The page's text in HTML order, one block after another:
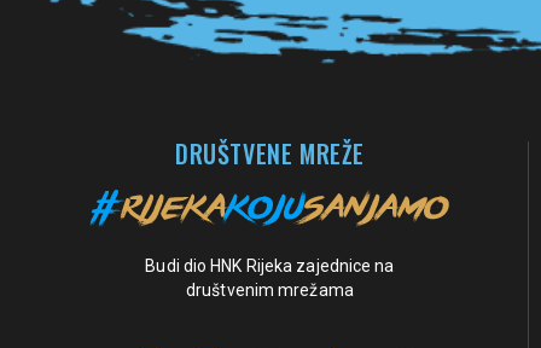
DRUŠTVENE MREŽE
Budi dio HNK Rijeka zajednice na
društvenim mrežama